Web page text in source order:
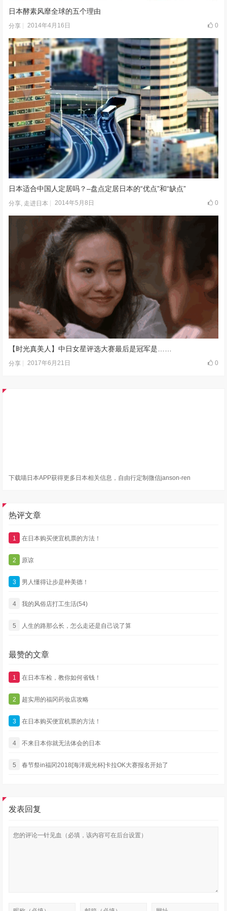
日本酵素风靡全球的五个理由
分享 2014年4月16日 0
日本适合中国人定居吗？–盘点定居日本的“优点”和“缺点”
分享 走进日本 2014年5月8日 0
【时光真美人】中日女星评选大赛最后是冠军是……
分享 2017年6月21日 0
下载喵日本APP获得更多日本相关信息，自由行定制微信janson-ren
热评文章
1 在日本购买便宜机票的方法！
2 原谅
3 男人懂得让步是种美德！
4 我的风俗店打工生活(54)
5 人生的路那么长，怎么走还是自己说了算
最赞的文章
1 在日本车检，教你如何省钱！
2 超实用的福冈药妆店攻略
3 在日本购买便宜机票的方法！
4 不来日本你就无法体会的日本
5 春节祭in福冈2018[海洋观光杯]卡拉OK大赛报名开始了
发表回复